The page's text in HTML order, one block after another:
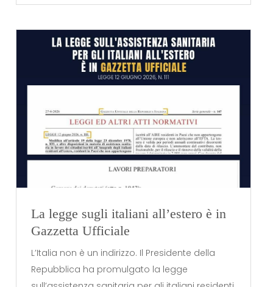
La legge sugli italiani all’estero è in
Gazzetta Ufficiale
L’Italia non è un indirizzo. Il Presidente della
Repubblica ha promulgato la legge